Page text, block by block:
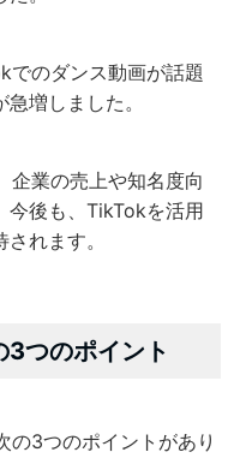
でのダンス動画が話題
増しました。
企業の売上や知名度向
今後も、TikTokを活用
れます。
つのポイント
の3つのポイントがあり